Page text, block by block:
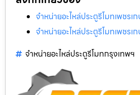
จำหน่ายอะไหล่ประตูรีโมทเพชรเ
จำหน่ายอะไหล่ประตูรีโมทเพชรเ
จำหน่ายอะไหล่ประตูรีโมทกรุงเทพฯ